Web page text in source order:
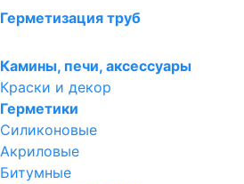
Герметизация труб
Камины, печи, аксессуары
Краски и декор
Герметики
Силиконовые
Акриловые
Битумные